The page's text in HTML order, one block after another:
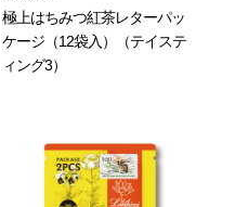
極上はちみつ紅茶レターパッ
ケージ（12袋入）（テイステ
ィング3）